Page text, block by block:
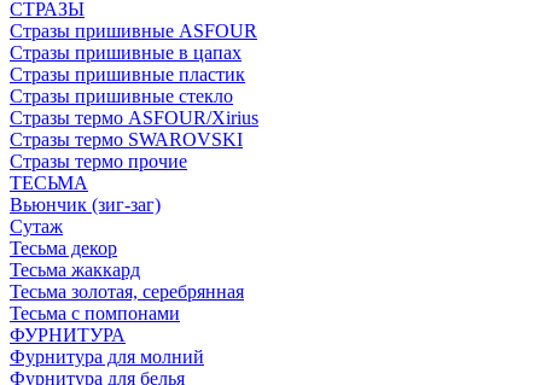
СТРАЗЫ
Стразы пришивные ASFOUR
Стразы пришивные в цапах
Стразы пришивные пластик
Стразы пришивные стекло
Стразы термо ASFOUR/Xirius
Стразы термо SWAROVSKI
Стразы термо прочие
ТЕСЬМА
Вьюнчик (зиг-заг)
Сутаж
Тесьма декор
Тесьма жаккард
Тесьма золотая, серебрянная
Тесьма с помпонами
ФУРНИТУРА
Фурнитура для молний
Фурнитура для белья